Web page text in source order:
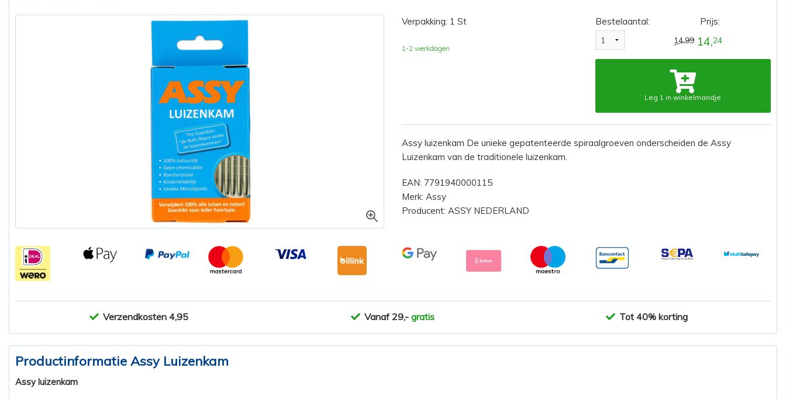
Verpakking: 1 St
1-2 werkdagen
Bestelaantal: Prijs:
14,99 14,24
Leg 1 in winkelmandje
Assy luizenkam De unieke gepatenteerde spiraalgroeven onderscheiden de Assy
Luizenkam van de traditionele luizenkam.
EAN: 7791940000115
Merk: Assy
Producent: ASSY NEDERLAND
Verzendkosten 4,95 Vanaf 29,-gratis Tot 40% korting
Productinformatie Assy Luizenkam
Assy luizenkam